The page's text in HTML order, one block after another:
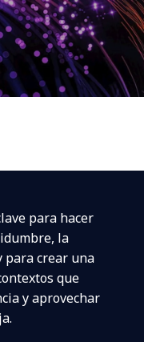
para hacer
la
para crear una
que
y aprovechar